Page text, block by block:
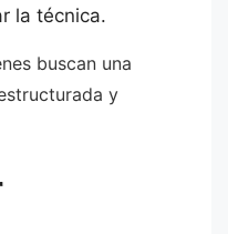
la técnica.
buscan una
y